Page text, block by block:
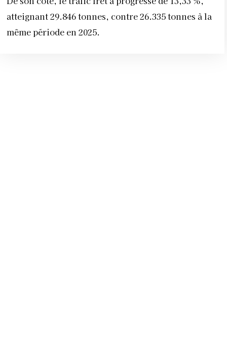
atteignant 29.846 tonnes, contre 26.335 tonnes à la
même période en 2025.